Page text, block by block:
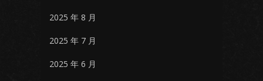
2025 年 8 月
2025 年 7 月
2025 年 6 月